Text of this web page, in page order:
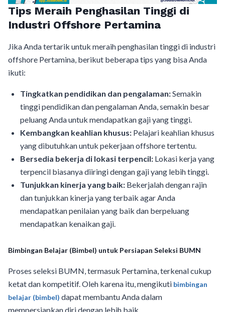
Tips Meraih Penghasilan Tinggi di
Industri Offshore Pertamina
Jika Anda tertarik untuk meraih penghasilan tinggi di industri
offshore Pertamina, berikut beberapa tips yang bisa Anda
ikuti:
Tingkatkan pendidikan dan pengalaman:Semakin
tinggi pendidikan dan pengalaman Anda, semakin besar
peluang Anda untuk mendapatkan gaji yang tinggi.
Kembangkan keahlian khusus: Pelajari keahlian khusus
yang dibutuhkan untuk pekerjaan offshore tertentu.
Bersedia bekerja di lokasi terpencil: Lokasi kerja yang
terpencil biasanya diiringi dengan gaji yang lebih tinggi.
Tunjukkan kinerja yang baik: Bekerjalah dengan rajin
dan tunjukkan kinerja yang terbaik agar Anda
mendapatkan penilaian yang baik dan berpeluang
mendapatkan kenaikan gaji.
Bimbingan Belajar (Bimbel) untuk Persiapan Seleksi BUMN
Proses seleksi BUMN, termasuk Pertamina, terkenal cukup
ketat dan kompetitif. Oleh karena itu, mengikuti bimbingan
belajar (bimbel) dapat membantu Anda dalam
mempersiapkan diri dengan lebih baik.